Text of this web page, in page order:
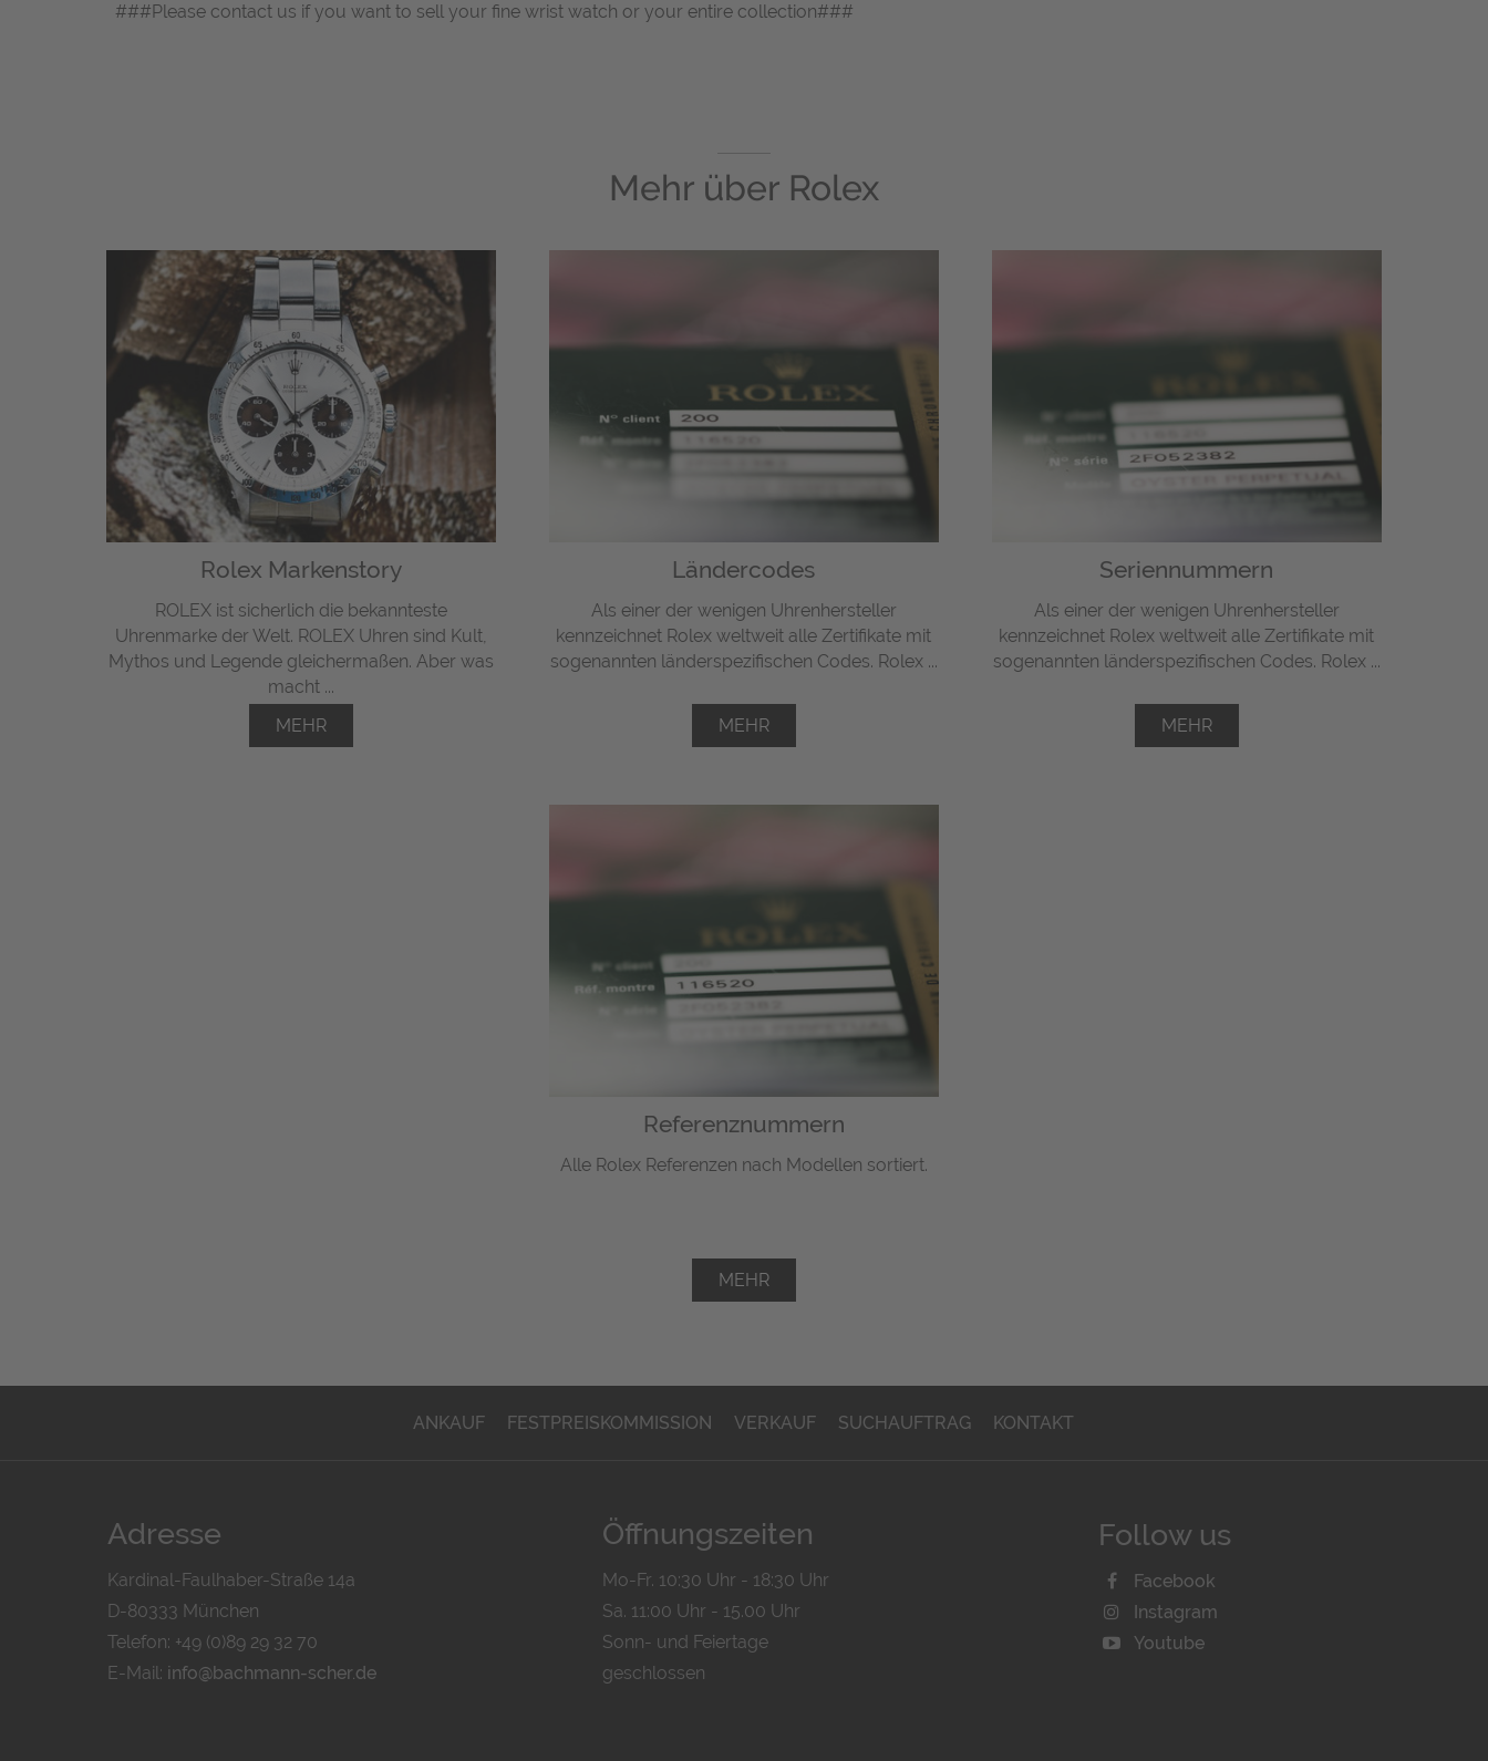
###Please contact us if you want to sell your fine wrist watch or your entire collection###
Mehr über Rolex
Rolex Markenstory
ROLEX ist sicherlich die bekannteste
Uhrenmarke der Welt. ROLEX Uhren sind Kult,
Mythos und Legende gleichermaßen. Aber was
macht ...
MEHR
Ländercodes
Als einer der wenigen Uhrenhersteller
kennzeichnet Rolex weltweit alle Zertifikate mit
sogenannten länderspezifischen Codes. Rolex ...
MEHR
Seriennummern
Als einer der wenigen Uhrenhersteller
kennzeichnet Rolex weltweit alle Zertifikate mit
sogenannten länderspezifischen Codes. Rolex ...
MEHR
Referenznummern
Alle Rolex Referenzen nach Modellen sortiert.
MEHR
ANKAUF FESTPREISKOMMISSION VERKAUF SUCHAUFTRAG KONTAKT
Adresse
Kardinal-Faulhaber-Straße 14a
D-80333 München
Telefon: +49 (0)89 29 32 70
E-Mail: info@bachmann-scher.de
Öffnungszeiten
Mo-Fr. 10:30 Uhr - 18:30 Uhr
Sa. 11:00 Uhr - 15.00 Uhr
Sonn- und Feiertage
geschlossen
Follow us
Facebook
Instagram
Youtube